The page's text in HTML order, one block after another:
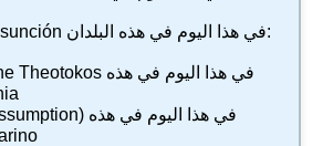
في هذا اليوم في هذه البلدان:
Theotokos